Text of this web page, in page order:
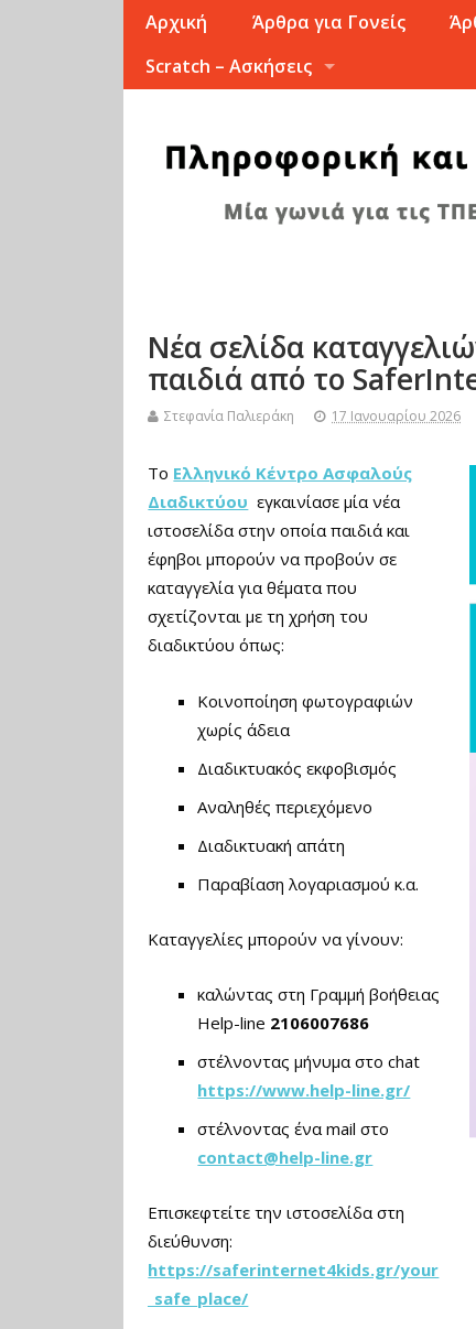
Αρχική Άρθρα για Γονείς
Scratch – Ασκήσεις
Νέα σελίδα
παιδιά από το
Στεφανία Παλιεράκη 17 Ιανουαρίου 2026
Το Ελληνικό Κέντρο Ασφαλούς
Διαδικτύου εγκαινίασε μία νέα
ιστοσελίδα στην οποία παιδιά και
έφηβοι μπορούν να προβούν σε
καταγγελία για θέματα που
σχετίζονται με τη χρήση του
διαδικτύου όπως:
Κοινοποίηση φωτογραφιών
χωρίς άδεια
Διαδικτυακός εκφοβισμός
Αναληθές περιεχόμενο
Διαδικτυακή απάτη
Παραβίαση λογαριασμού κ.α.
Καταγγελίες μπορούν να γίνουν:
καλώντας στη Γραμμή βοήθειας
Help-line 2106007686
στέλνοντας μήνυμα στο chat
https://www.help-line.gr/
στέλνοντας ένα mail στο
contact@help-line.gr
Επισκεφτείτε την ιστοσελίδα στη
διεύθυνση:
https://saferinternet4kids.gr/your
_safe_place/